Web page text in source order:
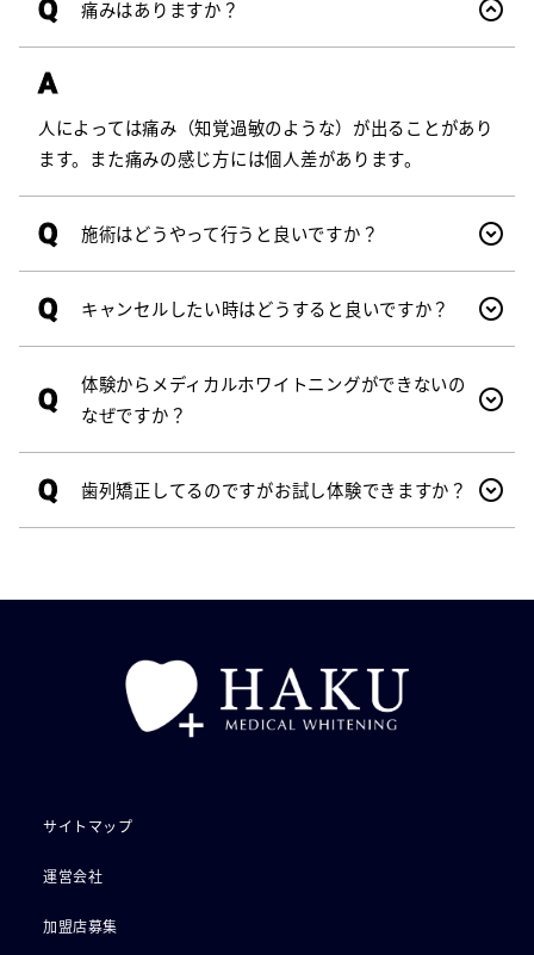
Q 痛みはありますか？
A
人によっては痛み（知覚過敏のような）が出ることがあり
ます。また痛みの感じ方には個人差があります。
Q 施術はどうやって行うと良いですか？
Q キャンセルしたい時はどうすると良いですか？
Q
体験からメディカルホワイトニングができないの
なぜですか？
Q 歯列矯正してるのですがお試し体験できますか？
サイトマップ
運営会社
加盟店募集